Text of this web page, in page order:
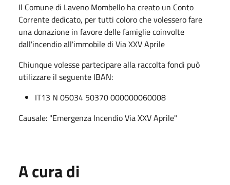
Il Comune di Laveno Mombello ha creato un Conto
Corrente dedicato, per tutti coloro che volessero fare
una donazione in favore delle famiglie coinvolte
dall'incendio all'immobile di Via XXV Aprile
Chiunque volesse partecipare alla raccolta fondi può
utilizzare il seguente IBAN:
IT13 N 05034 50370 000000060008
Causale: "Emergenza Incendio Via XXV Aprile"
A cura di